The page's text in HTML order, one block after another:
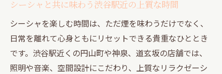
シーシャと共に味わう渋谷駅近の上質な時間
シーシャを楽しむ時間は、ただ煙を味わうだけでなく、
日常を離れて心身ともにリセットできる貴重なひととき
です。渋谷駅近くの円山町や神泉、道玄坂の店舗では、
照明や音楽、空間設計にこだわり、上質なリラクゼーシ